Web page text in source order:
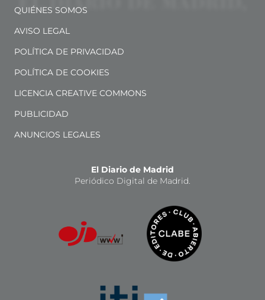
QUIÉNES SOMOS
AVISO LEGAL
POLÍTICA DE PRIVACIDAD
POLÍTICA DE COOKIES
LICENCIA CREATIVE COMMONS
PUBLICIDAD
ANUNCIOS LEGALES
El Diario de Madrid
Periódico Digital de Madrid.